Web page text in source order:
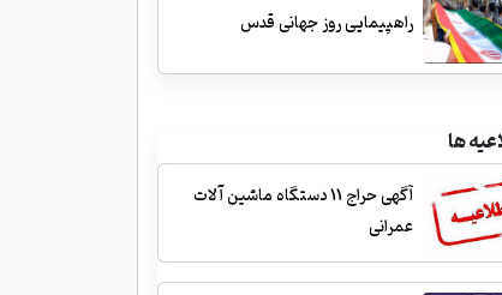
راهپیمایی روز جهانی قدس
ها
آگهی حراج 11 دستگاه ماشین آلات
عمرانی